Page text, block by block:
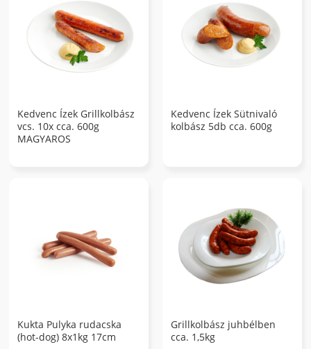
Kedvenc Ízek Grillkolbász
vcs. 10x cca. 600g
MAGYAROS
Kedvenc Ízek Sütnivaló
kolbász 5db cca. 600g
Kukta Pulyka rudacska
(hot-dog) 8x1kg 17cm
Grillkolbász juhbélben
cca. 1,5kg